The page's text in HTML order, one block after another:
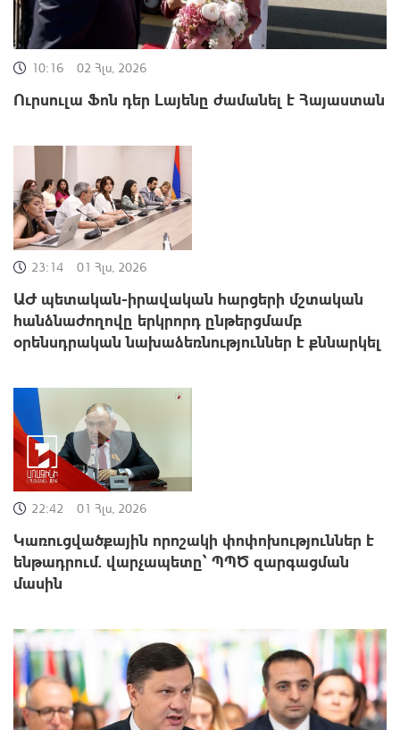
10:16 02 Հլս, 2026
Ուրսուլա Ֆոն դեր Լայենը ժամանել է Հայաստան
23:14 01 Հլս, 2026
ԱԺ պետական-իրավական հարցերի մշտական
հանձնաժողովը երկրորդ ընթերցմամբ
օրենսդրական նախաձեռնություններ է քննարկել
22:42 01 Հլս, 2026
Կառուցվածքային որոշակի փոփոխություններ է
ենթադրում. վարչապետը՝ ՊՊԾ զարգացման
մասին